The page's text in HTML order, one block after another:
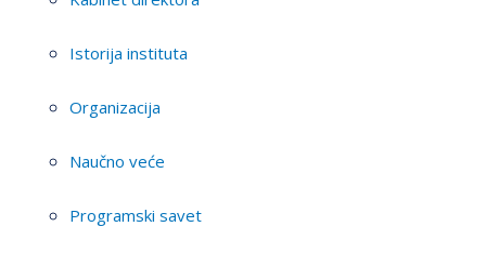
Istorija instituta
Organizacija
Naučno veće
Programski savet